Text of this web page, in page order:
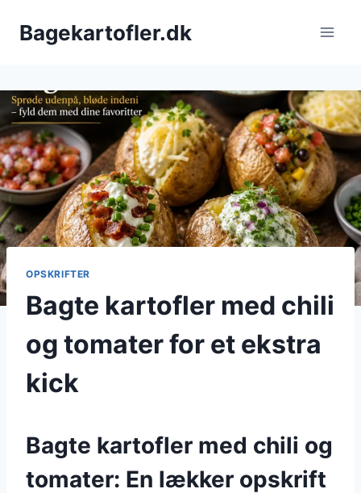
Bagekartofler.dk
OPSKRIFTER
Bagte kartofler med chili
og tomater for et ekstra
kick
Bagte kartofler med chili og
tomater: En lækker opskrift